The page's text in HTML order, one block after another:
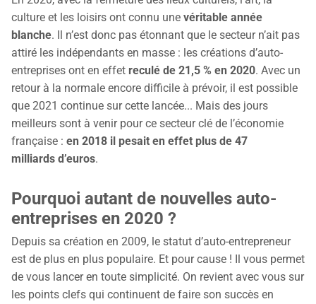
culture et les loisirs ont connu une véritable année
blanche. Il n’est donc pas étonnant que le secteur n’ait pas
attiré les indépendants en masse : les créations d’auto-
entreprises ont en effet reculé de 21,5 % en 2020. Avec un
retour à la normale encore difficile à prévoir, il est possible
que 2021 continue sur cette lancée... Mais des jours
meilleurs sont à venir pour ce secteur clé de l’économie
française : en 2018 il pesait en effet plus de 47
milliards d’euros.
Pourquoi autant de nouvelles auto-
entreprises en 2020 ?
Depuis sa création en 2009, le statut d’auto-entrepreneur
est de plus en plus populaire. Et pour cause ! Il vous permet
de vous lancer en toute simplicité. On revient avec vous sur
les points clefs qui continuent de faire son succès en